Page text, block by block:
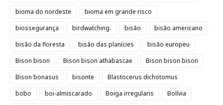
bioma do nordeste
bioma em grande risco
biossegurança
birdwatching. bisão
bisão americano
bisão da floresta
bisão das planícies
bisão europeu
Bison bison
Bison bison athabascae
Bison bison bison
Bison bonasus
bisonte
Blastocerus dichotomus
bobo
boi-almiscarado Boiga irregularis
Bolívia